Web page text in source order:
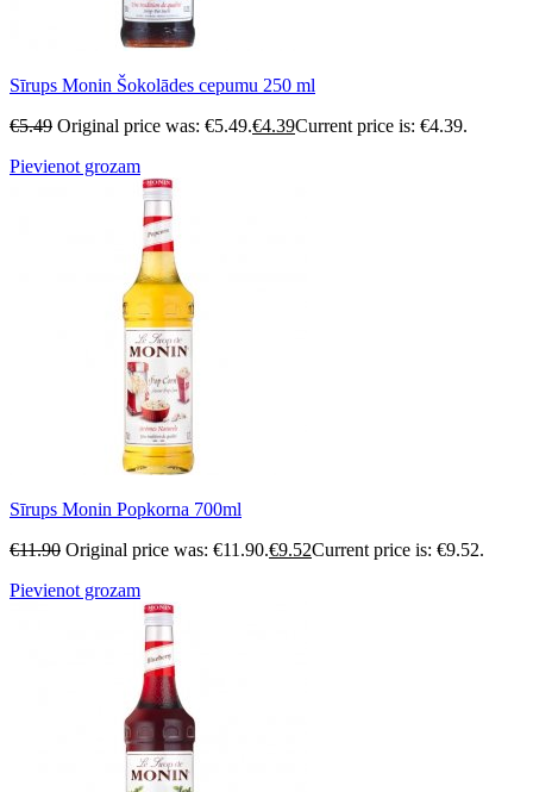
Sīrups Monin Šokolādes cepumu 250 ml
€5.49 Original price was: €5.49.€4.39Current price is: €4.39.
Pievienot grozam
Sīrups Monin Popkorna 700ml
€11.90 Original price was: €11.90.€9.52Current price is: €9.52.
Pievienot grozam